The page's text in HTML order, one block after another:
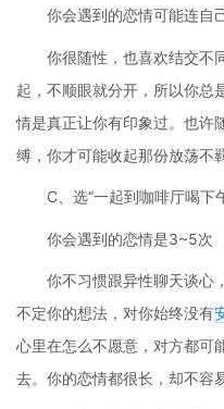
你会遇到的恋情可能连自
你很随性，也喜欢结交不
起，不顺眼就分开，所以你总
情是真正让你有印象过。也许
缚，你才可能收起那份放荡不
C、选“一起到咖啡厅喝下
你会遇到的恋情是3~5次
你不习惯跟异性聊天谈心
不定你的想法，对你始终没有
心里在怎么不愿意，对方都可
去。你的恋情都很长，却不容